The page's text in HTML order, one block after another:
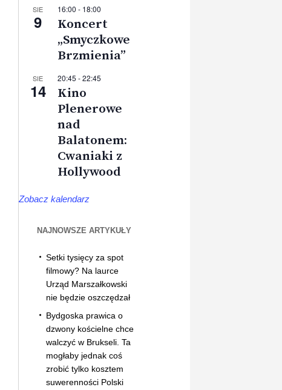
SIE
9
16:00 - 18:00
Koncert
„Smyczkowe
Brzmienia”
SIE
14
20:45 -22:45
Kino
Plenerowe
nad
Balatonem:
Cwaniaki z
Hollywood
Zobacz kalendarz
NAJNOWSZE ARTYKUŁY
Setki tysięcy za spot
filmowy? Na laurce
Urząd Marszałkowski
nie będzie oszczędzał
Bydgoska prawica o
dzwony kościelne chce
walczyć w Brukseli. Ta
mogłaby jednak coś
zrobić tylko kosztem
suwerenności Polski